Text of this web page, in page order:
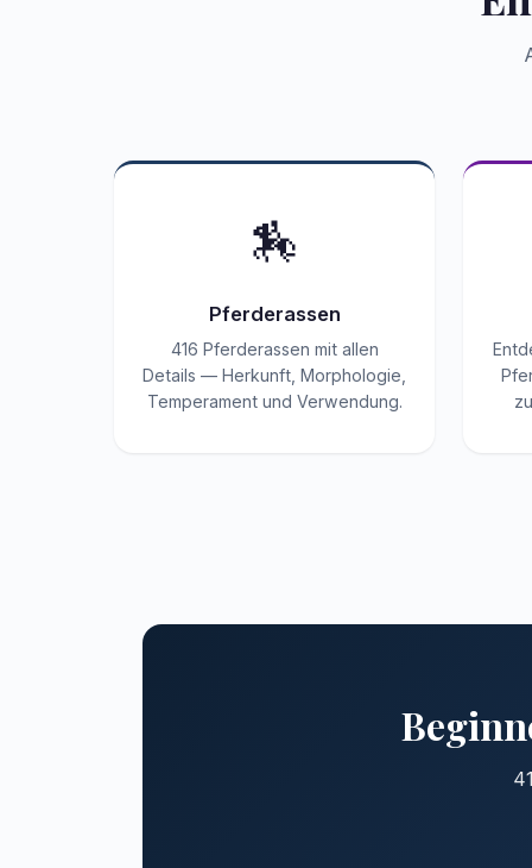
🏇
Pferderassen
416 Pferderassen mit allen
Details — Herkunft, Morphologie,
Temperament und Verwendung.